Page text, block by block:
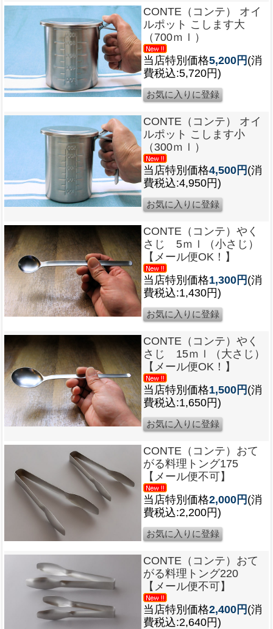
CONTE（コンテ） オイ
ルポット こします大
（700ｍｌ）
当店特別価格5,200円 (消
費税込:5,720円)
CONTE（コンテ） オイ
ルポット こします小
（300ｍｌ）
当店特別価格4,500円 (消
費税込:4,950円)
CONTE（コンテ）やく
さじ 5ｍｌ（小さじ）
【メール便OK！】
当店特別価格1,300円 (消
費税込:1,430円)
CONTE（コンテ）やく
さじ 15ｍｌ（大さじ）
【メール便OK！】
当店特別価格1,500円 (消
費税込:1,650円)
CONTE（コンテ）おて
がる料理トング175
【メール便不可】
当店特別価格2,000円 (消
費税込:2,200円)
CONTE（コンテ）おて
がる料理トング220
【メール便不可】
当店特別価格2,400円 (消
費税込:2,640円)